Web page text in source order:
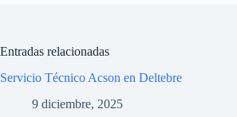
Entradas relacionadas
Servicio Técnico Acson en Deltebre
9 diciembre, 2025